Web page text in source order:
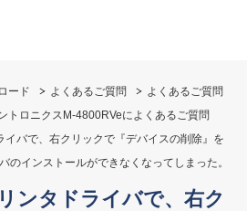
ード よくあるご質問
よくあるご質問
トロニクスM-4800RVeによくあるご質問
イバで、右クリックで『デバイスの削除』を
のインストールができなくなってしまった。
ンタドライバで、右ク